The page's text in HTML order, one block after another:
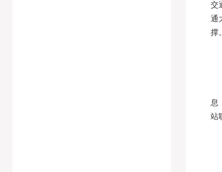
交
通
撑
息
站